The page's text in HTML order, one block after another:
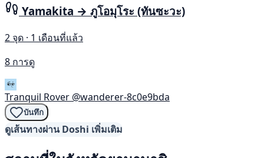
Yamakita → ภูโอมุโระ (ทันซะวะ)
2 จุด · 1 เดือนที่แล้ว
8 การดู
Tranquil Rover @wanderer-8c0e9bda
บันทึก
ดูเส้นทางผ่าน Doshi เพิ่มเติม